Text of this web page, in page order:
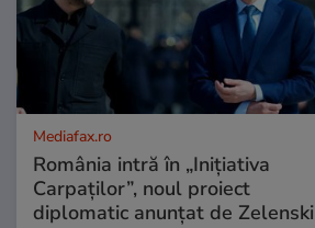
Mediafax.ro
România intră în „Inițiativa
Carpaților”, noul proiect
diplomatic anunțat de Zelenski